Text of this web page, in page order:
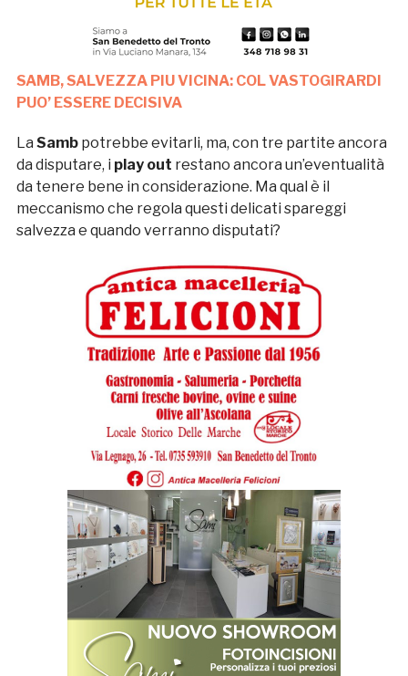
SAMB, SALVEZZA PIU VICINA: COL VASTOGIRARDI
PUO’ ESSERE DECISIVA
La Sambpotrebbe evitarli, ma, con tre partite ancora
da disputare, i play out restano ancora un’eventualità
da tenere bene in considerazione. Ma qual è il
meccanismo che regola questi delicati spareggi
salvezza e quando verranno disputati?